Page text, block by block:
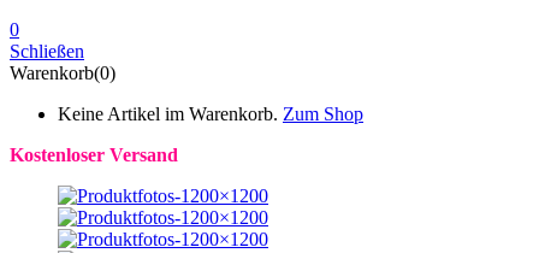
0
Schließen
Warenkorb(0)
Keine Artikel im Warenkorb. Zum Shop
Kostenloser Versand